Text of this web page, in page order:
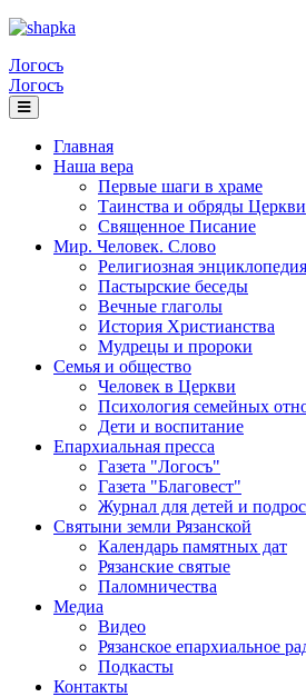
Логосъ
Логосъ
Главная
Наша вера
Первые шаги в храме
Таинства и обряды Церкви
Священное Писание
Мир. Человек. Слово
Религиозная энциклопедия
Пастырские беседы
Вечные глаголы
История Христианства
Мудрецы и пророки
Семья и общество
Человек в Церкви
Психология семейных
Дети и воспитание
Епархиальная пресса
Газета "Логосъ"
Газета "Благовест"
Журнал для детей и
Святыни земли Рязанской
Календарь памятных дат
Рязанские святые
Паломничества
Медиа
Видео
Рязанское епархиальное
Подкасты
Контакты